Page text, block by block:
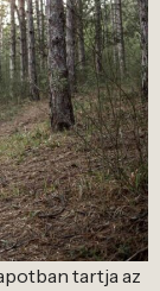
tartja az